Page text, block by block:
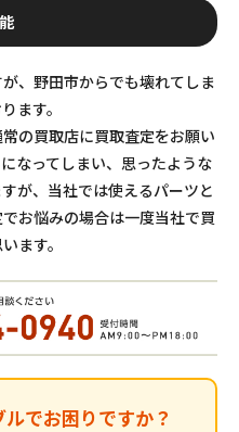
、野田市からでも壊れてしま
ます。
の買取店に買取査定をお願い
なってしまい、思ったような
が、当社では使えるパーツと
お悩みの場合は一度当社で買
ます。
でお困りですか？